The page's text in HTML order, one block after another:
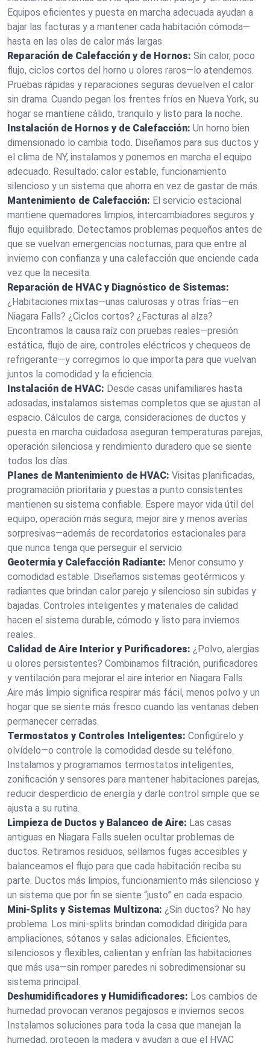
Equipos eficientes y puesta en marcha adecuada ayudan a
bajar las facturas y a mantener cada habitación cómoda—
hasta en las olas de calor más largas.
Reparación de Calefacción y de Hornos: Sin calor, poco
flujo, ciclos cortos del horno u olores raros—lo atendemos.
Pruebas rápidas y reparaciones seguras devuelven el calor
sin drama. Cuando pegan los frentes fríos en Nueva York, su
hogar se mantiene cálido, tranquilo y listo para la noche.
Instalación de Hornos y de Calefacción: Un horno bien
dimensionado lo cambia todo. Diseñamos para sus ductos y
el clima de NY, instalamos y ponemos en marcha el equipo
adecuado. Resultado: calor estable, funcionamiento
silencioso y un sistema que ahorra en vez de gastar de más.
Mantenimiento de Calefacción: El servicio estacional
mantiene quemadores limpios, intercambiadores seguros y
flujo equilibrado. Detectamos problemas pequeños antes de
que se vuelvan emergencias nocturnas, para que entre al
invierno con confianza y una calefacción que enciende cada
vez que la necesita.
Reparación de HVAC y Diagnóstico de Sistemas:
¿Habitaciones mixtas—unas calurosas y otras frías—en
Niagara Falls? ¿Ciclos cortos? ¿Facturas al alza?
Encontramos la causa raíz con pruebas reales—presión
estática, flujo de aire, controles eléctricos y chequeos de
refrigerante—y corregimos lo que importa para que vuelvan
juntos la comodidad y la eficiencia.
Instalación de HVAC: Desde casas unifamiliares hasta
adosadas, instalamos sistemas completos que se ajustan al
espacio. Cálculos de carga, consideraciones de ductos y
puesta en marcha cuidadosa aseguran temperaturas parejas,
operación silenciosa y rendimiento duradero que se siente
todos los días.
Planes de Mantenimiento de HVAC: Visitas planificadas,
programación prioritaria y puestas a punto consistentes
mantienen su sistema confiable. Espere mayor vida útil del
equipo, operación más segura, mejor aire y menos averías
sorpresivas—además de recordatorios estacionales para
que nunca tenga que perseguir el servicio.
Geotermia y Calefacción Radiante: Menor consumo y
comodidad estable. Diseñamos sistemas geotérmicos y
radiantes que brindan calor parejo y silencioso sin subidas y
bajadas. Controles inteligentes y materiales de calidad
hacen el sistema durable, cómodo y listo para inviernos
reales.
Calidad de Aire Interior y Purificadores: ¿Polvo, alergias
u olores persistentes? Combinamos filtración, purificadores
y ventilación para mejorar el aire interior en Niagara Falls.
Aire más limpio significa respirar más fácil, menos polvo y un
hogar que se siente más fresco cuando las ventanas deben
permanecer cerradas.
Termostatos y Controles Inteligentes: Configúrelo y
olvídelo—o controle la comodidad desde su teléfono.
Instalamos y programamos termostatos inteligentes,
zonificación y sensores para mantener habitaciones parejas,
reducir desperdicio de energía y darle control simple que se
ajusta a su rutina.
Limpieza de Ductos y Balanceo de Aire: Las casas
antiguas en Niagara Falls suelen ocultar problemas de
ductos. Retiramos residuos, sellamos fugas accesibles y
balanceamos el flujo para que cada habitación reciba su
parte. Ductos más limpios, funcionamiento más silencioso y
un sistema que por fin se siente “justo” en cada espacio.
Mini‑Splits y Sistemas Multizona: ¿Sin ductos? No hay
problema. Los mini‑splits brindan comodidad dirigida para
ampliaciones, sótanos y salas adicionales. Eficientes,
silenciosos y flexibles, calientan y enfrían las habitaciones
que más usa—sin romper paredes ni sobredimensionar su
sistema principal.
Deshumidificadores y Humidificadores: Los cambios de
humedad provocan veranos pegajosos e inviernos secos.
Instalamos soluciones para toda la casa que manejan la
humedad, protegen la madera y ayudan a que el HVAC